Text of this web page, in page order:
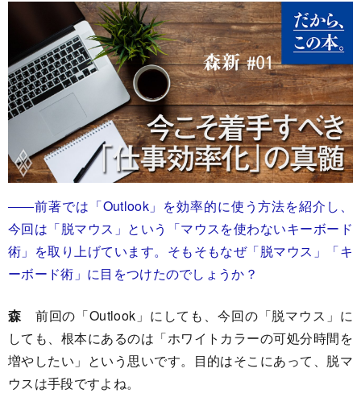
――前著では「Outlook」を効率的に使う方法を紹介し、
今回は「脱マウス」という「マウスを使わないキーボード
術」を取り上げています。そもそもなぜ「脱マウス」「キ
ーボード術」に目をつけたのでしょうか？
森前回の「Outlook」にしても、今回の「脱マウス」に
しても、根本にあるのは「ホワイトカラーの可処分時間を
増やしたい」という思いです。目的はそこにあって、脱マ
ウスは手段ですよね。